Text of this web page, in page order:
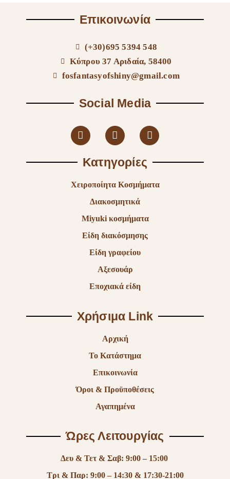
Επικοινωνία
(+30)695 5394 548
Κύπρου 37 Αριδαία, 58400
fosfantasyofshiny@gmail.com
Social Media
Κατηγορίες
Χειροποίητα Κοσμήματα
Διακοσμητικά
Miyuki κοσμήματα
Είδη διακόσμησης
Είδη γραφείου
Αξεσουάρ
Εποχιακά είδη
Χρήσιμα Link
Αρχική
Το Κατάστημα
Επικοινωνία
Όροι & Προϋποθέσεις
Αγαπημένα
Ώρες Λειτουργίας
Δευ & Τετ & Σαβ: 9:00 – 15:00
Τρι & Παρ: 9:00 – 14:30 & 17:30-21:00